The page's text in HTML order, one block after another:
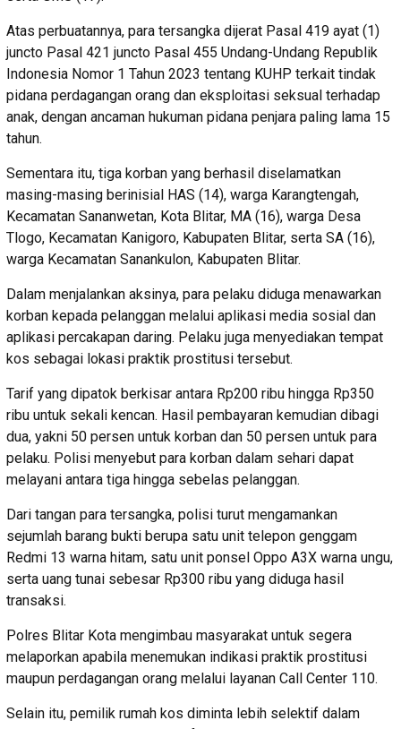
Atas perbuatannya, para tersangka dijerat Pasal 419 ayat (1)
juncto Pasal 421 juncto Pasal 455 Undang-Undang Republik
Indonesia Nomor 1 Tahun 2023 tentang KUHP terkait tindak
pidana perdagangan orang dan eksploitasi seksual terhadap
anak, dengan ancaman hukuman pidana penjara paling lama 15
tahun.
Sementara itu, tiga korban yang berhasil diselamatkan
masing-masing berinisial HAS (14), warga Karangtengah,
Kecamatan Sananwetan, Kota Blitar, MA (16), warga Desa
Tlogo, Kecamatan Kanigoro, Kabupaten Blitar, serta SA (16),
warga Kecamatan Sanankulon, Kabupaten Blitar.
Dalam menjalankan aksinya, para pelaku diduga menawarkan
korban kepada pelanggan melalui aplikasi media sosial dan
aplikasi percakapan daring. Pelaku juga menyediakan tempat
kos sebagai lokasi praktik prostitusi tersebut.
Tarif yang dipatok berkisar antara Rp200 ribu hingga Rp350
ribu untuk sekali kencan. Hasil pembayaran kemudian dibagi
dua, yakni 50 persen untuk korban dan 50 persen untuk para
pelaku. Polisi menyebut para korban dalam sehari dapat
melayani antara tiga hingga sebelas pelanggan.
Dari tangan para tersangka, polisi turut mengamankan
sejumlah barang bukti berupa satu unit telepon genggam
Redmi 13 warna hitam, satu unit ponsel Oppo A3X warna ungu,
serta uang tunai sebesar Rp300 ribu yang diduga hasil
transaksi.
Polres Blitar Kota mengimbau masyarakat untuk segera
melaporkan apabila menemukan indikasi praktik prostitusi
maupun perdagangan orang melalui layanan Call Center 110.
Selain itu, pemilik rumah kos diminta lebih selektif dalam